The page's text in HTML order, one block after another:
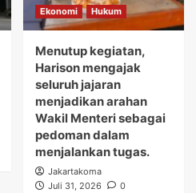
Ekonomi Hukum
Menutup kegiatan,
Harison mengajak
seluruh jajaran
menjadikan arahan
Wakil Menteri sebagai
pedoman dalam
menjalankan tugas.
Jakartakoma
Juli 31, 2026
0